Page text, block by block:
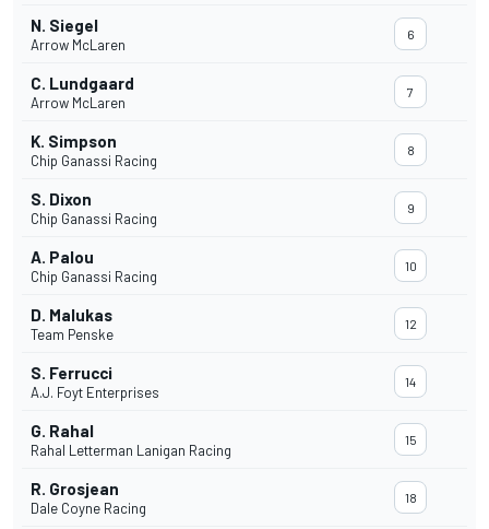
N. Siegel
Arrow McLaren
6
C. Lundgaard
Arrow McLaren
7
K. Simpson
Chip Ganassi Racing
8
S. Dixon
Chip Ganassi Racing
9
A. Palou
Chip Ganassi Racing
10
D. Malukas
Team Penske
12
S. Ferrucci
A.J. Foyt Enterprises
14
G. Rahal
Rahal Letterman Lanigan Racing
15
R. Grosjean
Dale Coyne Racing
18